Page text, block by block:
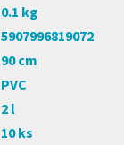
0.1 kg
5907996819072
90 cm
PVC
2 l
10 ks